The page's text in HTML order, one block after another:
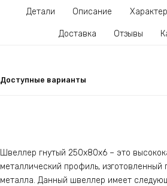
Детали
Описание
Доставка Отзывы
Доступные варианты
Швеллер гнутый 250х80х6 – это
металлический профиль, изготовленный
металла. Данный швеллер имеет